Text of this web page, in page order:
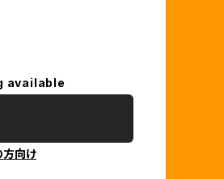
available
方向け